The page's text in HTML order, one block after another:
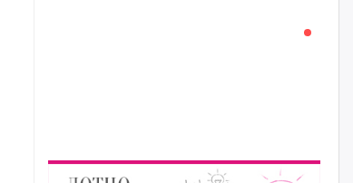
тарифаас илүү хангамж дээр
өнгөрлөө